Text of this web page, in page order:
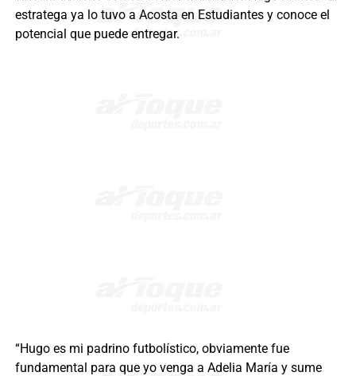
estratega ya lo tuvo a Acosta en Estudiantes y conoce el
potencial que puede entregar.
“Hugo es mi padrino futbolístico, obviamente fue
fundamental para que yo venga a Adelia María y sume